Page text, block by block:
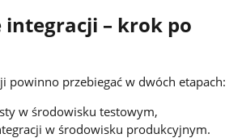
– krok po
powinno przebiegać w dwóch etapach:
w środowisku testowym,
w środowisku produkcyjnym.